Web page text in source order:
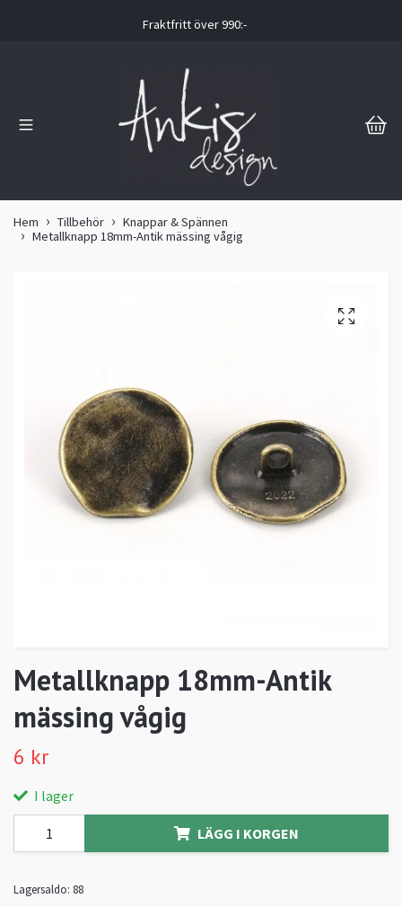
Fraktfritt över 990:-
Hem Tillbehör
Knappar & Spännen
Metallknapp 18mm-Antik mässing vågig
Metallknapp 18mm-Antik
mässing vågig
6 kr
I lager
LÄGG I KORGEN
Lagersaldo: 88